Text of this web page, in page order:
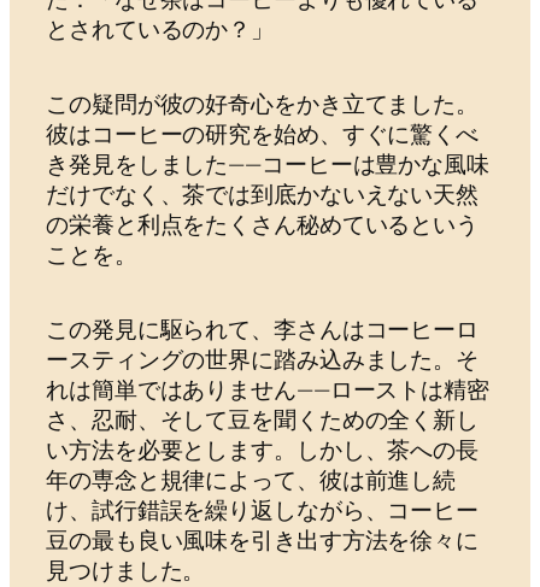
とされているのか？」
この疑問が彼の好奇心をかき立てました。
彼はコーヒーの研究を始め、すぐに驚くべ
き発見をしました——コーヒーは豊かな風味
だけでなく、茶では到底かないえない天然
の栄養と利点をたくさん秘めているという
ことを。
この発見に駆られて、李さんはコーヒーロ
ースティングの世界に踏み込みました。そ
れは簡単ではありません——ローストは精密
さ、忍耐、そして豆を聞くための全く新し
い方法を必要とします。しかし、茶への長
年の専念と規律によって、彼は前進し続
け、試行錯誤を繰り返しながら、コーヒー
豆の最も良い風味を引き出す方法を徐々に
見つけました。